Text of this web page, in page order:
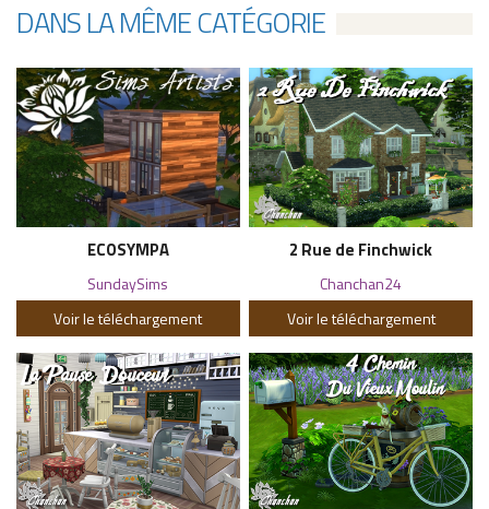
DANS LA MÊME CATÉGORIE
ECOSYMPA
SundaySims
Voir le téléchargement
2 Rue de Finchwick
Chanchan24
Voir le téléchargement